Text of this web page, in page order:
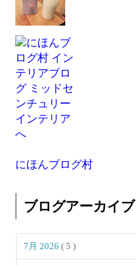
にほんブログ村
ブログアーカイブ
7月 2026( 5 )